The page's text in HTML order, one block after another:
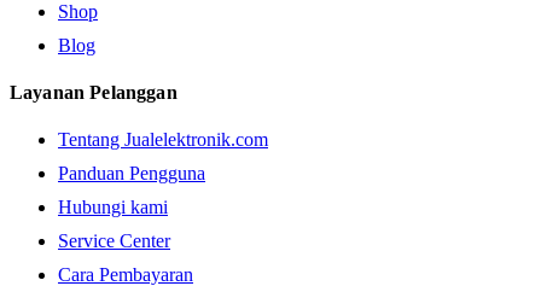
Shop
Blog
Layanan Pelanggan
Tentang Jualelektronik.com
Panduan Pengguna
Hubungi kami
Service Center
Cara Pembayaran